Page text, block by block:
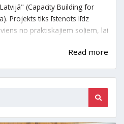
(Capacity Building for
Projekts tiks īstenots līdz
no praktiskajiem soļiem, lai
Read more